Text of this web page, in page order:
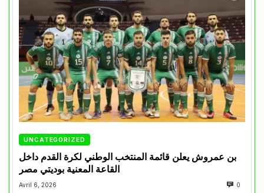
UNCATEGORIZED
بن عمروش يعلن قائمة المنتخب الوطني لكرة القدم داخل
القاعة المعنية بوديتي مصر
Avril 6, 2026 0